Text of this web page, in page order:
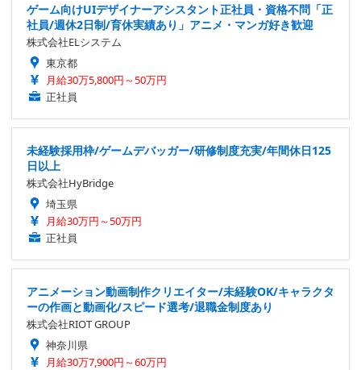
ゲーム向けUIデザイナーアシスタント正社員・資格不問「正
社員/週休2日制/育休実績あり」アニメ・マンガ好き歓迎
株式会社ELシステム
東京都
月給30万5,800円～50万円
正社員
未経験採用枠/ゲームデバッガー/研修制度充実/年間休日125
日以上
株式会社HyBridge
埼玉県
月給30万円～50万円
正社員
アニメーション動画制作クリエイター/未経験OK/キャラクタ
ーの作画と動画化/スピード選考/退職金制度あり
株式会社RIOT GROUP
神奈川県
月給30万7,900円～60万円